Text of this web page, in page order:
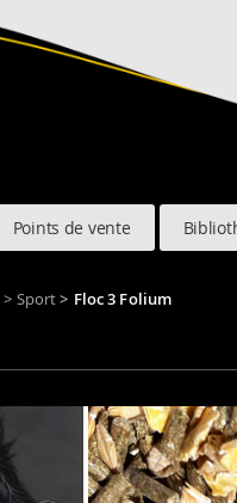
Points de vente
> Sport> Floc 3 Folium